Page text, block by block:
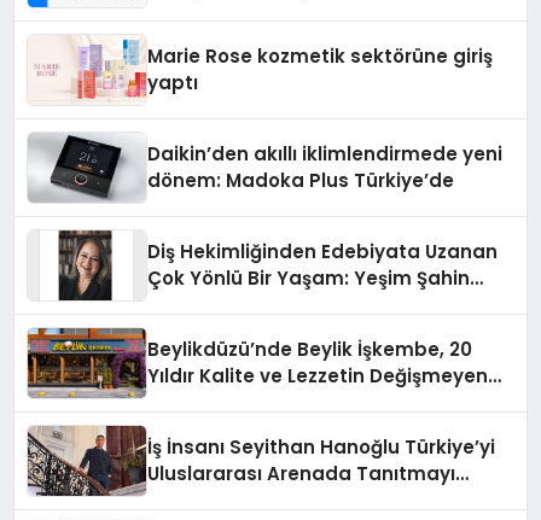
Marie Rose kozmetik sektörüne giriş
yaptı
Daikin’den akıllı iklimlendirmede yeni
dönem: Madoka Plus Türkiye’de
Diş Hekimliğinden Edebiyata Uzanan
Çok Yönlü Bir Yaşam: Yeşim Şahin
Beylikdüzü’nde Beylik İşkembe, 20
Yıldır Kalite ve Lezzetin Değişmeyen
İş İnsanı Seyithan Hanoğlu Türkiye’yi
Uluslararası Arenada Tanıtmayı